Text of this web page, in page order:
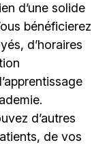
d’une solide
bénéficierez
d’horaires
.
d’autres
de vos